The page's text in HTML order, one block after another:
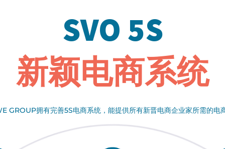
SVO 5S
新颖电商系统
GROUP拥有完善5S电商系统，能提供所有新晋电商企业家所需的电